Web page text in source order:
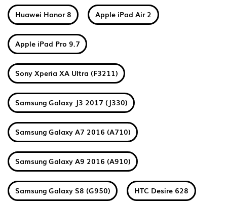
Huawei Honor 8 Apple iPad Air 2
Apple iPad Pro 9.7
Sony Xperia XA Ultra (F3211)
Samsung Galaxy J3 2017 (J330)
Samsung Galaxy A7 2016 (A710)
Samsung Galaxy A9 2016 (A910)
Samsung Galaxy S8 (G950) HTC Desire 628